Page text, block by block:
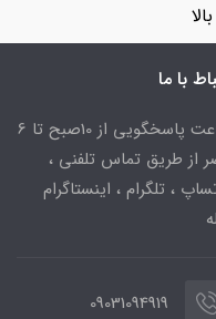
با ما
ساعت پاسخگویی از 10صبح تا 6
از طریق تماس تلفنی ،
، تلگرام ، اینستاگرام
09031094919